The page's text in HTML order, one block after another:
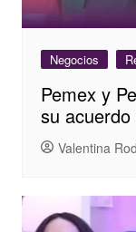
Negocios
Pemex y
su
Valentina